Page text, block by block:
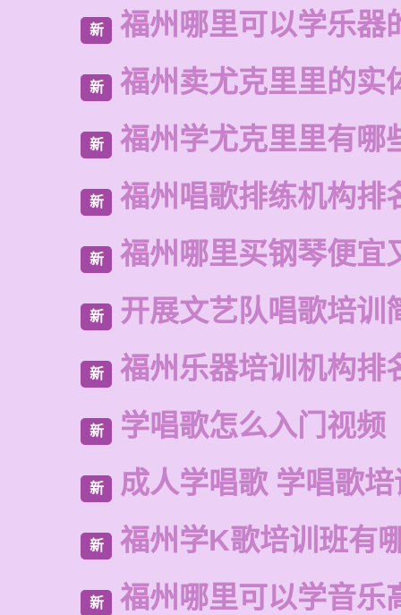
新 福州哪里可以学乐器
新 福州卖尤克里里的实
新 福州学尤克里里有哪
新 福州唱歌排练机构排
新 福州哪里买钢琴便宜
新 开展文艺队唱歌培训
新 福州乐器培训机构排
新 学唱歌怎么入门视频
新 成人学唱歌 学唱歌
新 福州学K歌培训班有
新 福州哪里可以学音乐